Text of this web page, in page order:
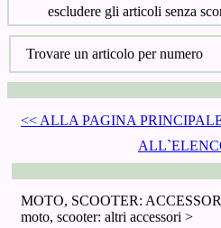
escludere gli articoli senza
Trovare un articolo per numero
<< ALLA PAGINA
MOTO, SCOOTER:
moto, scooter: altri accessori >